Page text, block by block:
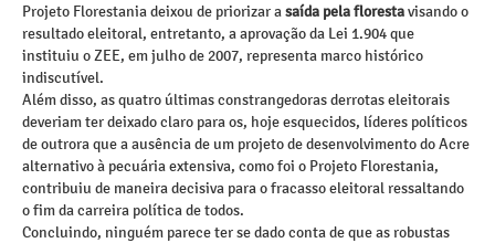
Projeto Florestania deixou de priorizar asaída pela florestavisando o
resultado eleitoral, entretanto, a aprovação da Lei 1.904 que
instituiu o ZEE, em julho de 2007, representa marco histórico
indiscutível.
Além disso, as quatro últimas constrangedoras derrotas eleitorais
deveriam ter deixado claro para os, hoje esquecidos, líderes políticos
de outrora que a ausência de um projeto de desenvolvimento do Acre
alternativo à pecuária extensiva, como foi o Projeto Florestania,
contribuiu de maneira decisiva para o fracasso eleitoral ressaltando
o fim da carreira política de todos.
Concluindo, ninguém parece ter se dado conta de que as robustas